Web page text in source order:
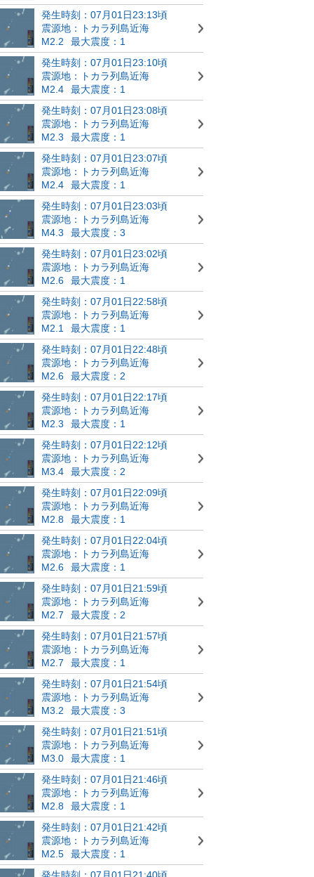
発生時刻：07月01日23:13頃
震源地：トカラ列島近海
M2.2
最大震度：1
発生時刻：07月01日23:10頃
震源地：トカラ列島近海
M2.4
最大震度：1
発生時刻：07月01日23:08頃
震源地：トカラ列島近海
M2.3
最大震度：1
発生時刻：07月01日23:07頃
震源地：トカラ列島近海
M2.4
最大震度：1
発生時刻：07月01日23:03頃
震源地：トカラ列島近海
M4.3
最大震度：3
発生時刻：07月01日23:02頃
震源地：トカラ列島近海
M2.6
最大震度：1
発生時刻：07月01日22:58頃
震源地：トカラ列島近海
M2.1
最大震度：1
発生時刻：07月01日22:48頃
震源地：トカラ列島近海
M2.6
最大震度：2
発生時刻：07月01日22:17頃
震源地：トカラ列島近海
M2.3
最大震度：1
発生時刻：07月01日22:12頃
震源地：トカラ列島近海
M3.4
最大震度：2
発生時刻：07月01日22:09頃
震源地：トカラ列島近海
M2.8
最大震度：1
発生時刻：07月01日22:04頃
震源地：トカラ列島近海
M2.6
最大震度：1
発生時刻：07月01日21:59頃
震源地：トカラ列島近海
M2.7
最大震度：2
発生時刻：07月01日21:57頃
震源地：トカラ列島近海
M2.7
最大震度：1
発生時刻：07月01日21:54頃
震源地：トカラ列島近海
M3.2
最大震度：3
発生時刻：07月01日21:51頃
震源地：トカラ列島近海
M3.0
最大震度：1
発生時刻：07月01日21:46頃
震源地：トカラ列島近海
M2.8
最大震度：1
発生時刻：07月01日21:42頃
震源地：トカラ列島近海
M2.5
最大震度：1
発生時刻：07月01日21:40頃